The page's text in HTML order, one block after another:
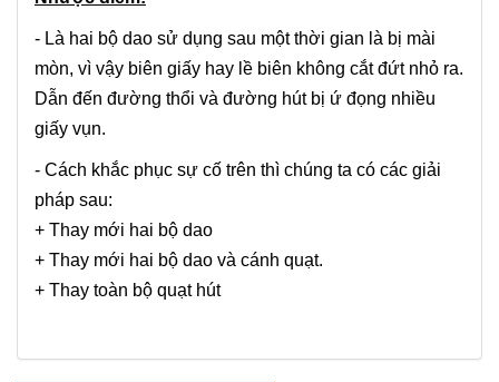
- Là hai bộ dao sử dụng sau một thời gian là bị mài
mòn, vì vậy biên giấy hay lề biên không cắt đứt nhỏ ra.
Dẫn đến đường thổi và đường hút bị ứ đọng nhiều
giấy vụn.
- Cách khắc phục sự cố trên thì chúng ta có các giải
pháp sau:
+ Thay mới hai bộ dao
+ Thay mới hai bộ dao và cánh quạt.
+ Thay toàn bộ quạt hút